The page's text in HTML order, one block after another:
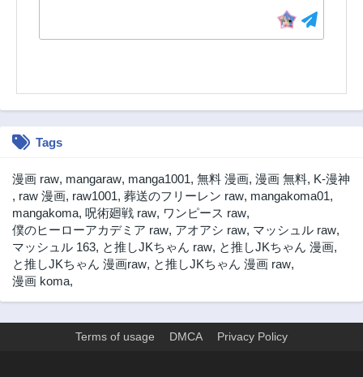
Tags
漫画 raw, mangaraw, manga1001, 無料 漫画, 漫画 無料, K-漫神
, raw 漫画, raw1001, 葬送のフリーレン raw, mangakoma01,
mangakoma, 呪術廻戦 raw, ワンピース raw,
僕のヒーローアカデミア raw, アオアシ raw, マッシュル raw,
マッシュル 163, と推しJKちゃん raw, と推しJKちゃん 漫画,
と推しJKちゃん 漫画raw, と推しJKちゃん 漫画 raw,
漫画 koma,
Terms of usage DMCA Privacy Policy